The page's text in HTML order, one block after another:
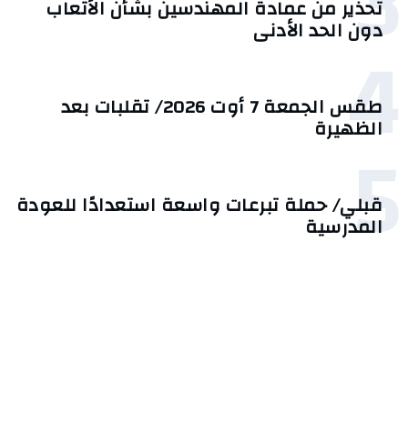
تحذير من عمادة المهندسين بشأن الأتعاب
دون الحد الأدنى
4 طقس الجمعة 7 أوت 2026/ تقلبات بعد
الظهيرة
5
قبلي/ حملة تبرعات واسعة استعدادًا للعودة
المدرسية